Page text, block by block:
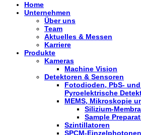
Home
Unternehmen
Über uns
Team
Aktuelles & Messen
Karriere
Produkte
Kameras
Machine Vision
Detektoren & Sensoren
Fotodioden, PbS-
Pyroelektrische
MEMS, Mikroskopie
Silizium-
Sample
Szintillatoren
SPCM-